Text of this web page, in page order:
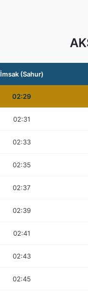
İmsak (Sahur)
02:29
02:31
02:33
02:35
02:37
02:39
02:41
02:43
02:45